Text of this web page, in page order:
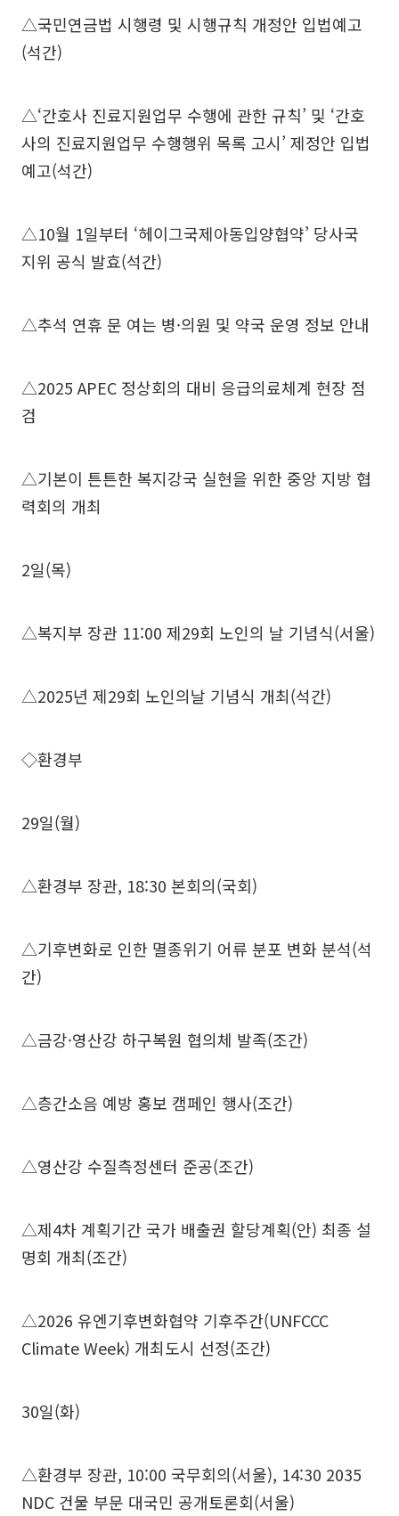
△국민연금법 시행령 및 시행규칙 개정안 입법예고
(석간)
△‘간호사 진료지원업무 수행에 관한 규칙’ 및 ‘간호
사의 진료지원업무 수행행위 목록 고시’ 제정안 입법
예고(석간)
△10월 1일부터 ‘헤이그국제아동입양협약’ 당사국
지위 공식 발효(석간)
△추석 연휴 문 여는 병·의원 및 약국 운영 정보 안내
△2025 APEC 정상회의 대비 응급의료체계 현장 점
검
△기본이 튼튼한 복지강국 실현을 위한 중앙 지방 협
력회의 개최
2일(목)
△복지부 장관 11:00 제29회 노인의 날 기념식(서울)
△2025년 제29회 노인의날 기념식 개최(석간)
◇환경부
29일(월)
△환경부 장관, 18:30 본회의(국회)
△기후변화로 인한 멸종위기 어류 분포 변화 분석(석
간)
△금강·영산강 하구복원 협의체 발족(조간)
△층간소음 예방 홍보 캠페인 행사(조간)
△영산강 수질측정센터 준공(조간)
△제4차 계획기간 국가 배출권 할당계획(안) 최종 설
명회 개최(조간)
△2026 유엔기후변화협약 기후주간(UNFCCC
Climate Week) 개최도시 선정(조간)
30일(화)
△환경부 장관, 10:00 국무회의(서울), 14:30 2035
NDC 건물 부문 대국민 공개토론회(서울)